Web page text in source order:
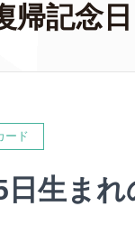
帰記念日
ード
生まれ